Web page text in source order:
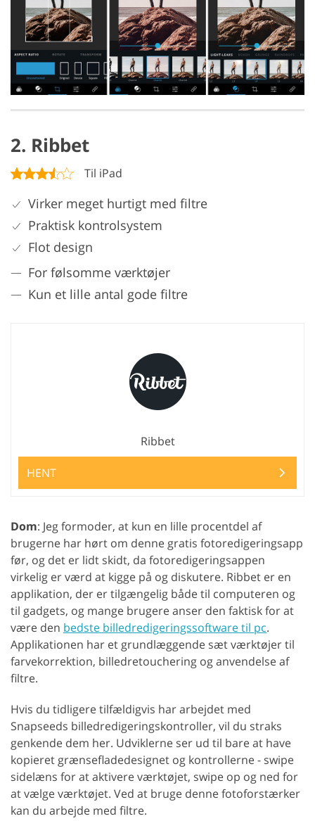
2. Ribbet
Til iPad
Virker meget hurtigt med filtre
Praktisk kontrolsystem
Flot design
For følsomme værktøjer
Kun et lille antal gode filtre
Ribbet
HENT
Dom: Jeg formoder, at kun en lille procentdel af
brugerne har hørt om denne gratis fotoredigeringsapp
før, og det er lidt skidt, da fotoredigeringsappen
virkelig er værd at kigge på og diskutere. Ribbet er en
applikation, der er tilgængelig både til computeren og
til gadgets, og mange brugere anser den faktisk for at
være den bedste billedredigeringssoftware til pc.
Applikationen har et grundlæggende sæt værktøjer til
farvekorrektion, billedretouchering og anvendelse af
filtre.
Hvis du tidligere tilfældigvis har arbejdet med
Snapseeds billedredigeringskontroller, vil du straks
genkende dem her. Udviklerne ser ud til bare at have
kopieret grænsefladedesignet og kontrollerne - swipe
sidelæns for at aktivere værktøjet, swipe op og ned for
at vælge værktøjet. Ved at bruge denne fotoforstærker
kan du arbejde med filtre.